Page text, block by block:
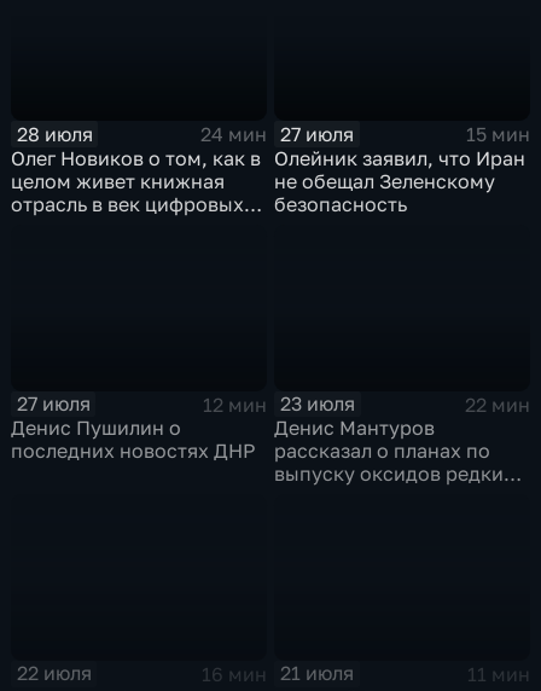
28 июля
24 мин
Олег Новиков о том, как в
целом живет книжная
отрасль в век цифровых
27 июля
15 мин
Олейник заявил, что Иран
не обещал Зеленскому
безопасность
27 июля
12 мин
Денис Пушилин о
последних новостях ДНР
23 июля
22 мин
Денис Мантуров
рассказал о планах по
выпуску оксидов редких
22 июля
16 мин
21 июля
11 мин